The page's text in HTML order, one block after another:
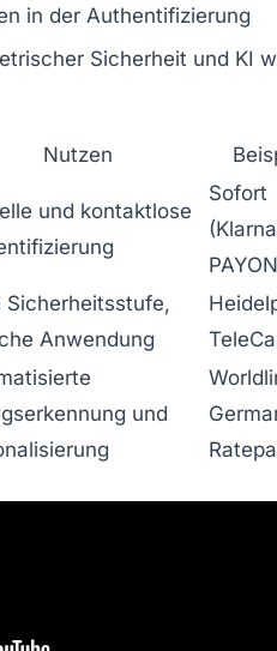
in der Authentifizierung
Sicherheit und KI
Nutzen
und kontaktlose
Sofort
Sicherheitsstufe,
Anwendung
und